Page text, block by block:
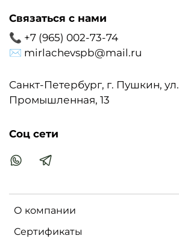
О компании
Сертификаты
Связаться с нами
📞 +7 (965) 002-73-74
✉ mirlachevspb@mail.ru
Санкт-Петербург, г. Пушкин, ул.
Промышленная, 13
Соц сети